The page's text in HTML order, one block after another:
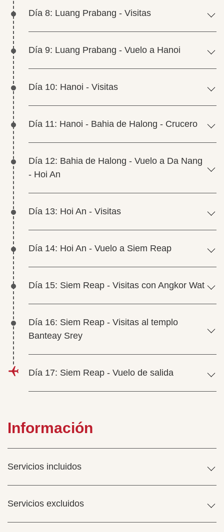
Día 8: Luang Prabang - Visitas
Día 9: Luang Prabang - Vuelo a Hanoi
Día 10: Hanoi - Visitas
Día 11: Hanoi - Bahia de Halong - Crucero
Día 12: Bahia de Halong - Vuelo a Da Nang
- Hoi An
Día 13: Hoi An - Visitas
Día 14: Hoi An - Vuelo a Siem Reap
Día 15: Siem Reap - Visitas con Angkor Wat
Día 16: Siem Reap - Visitas al templo
Banteay Srey
Día 17: Siem Reap - Vuelo de salida
Información
Servicios incluidos
Servicios excluidos